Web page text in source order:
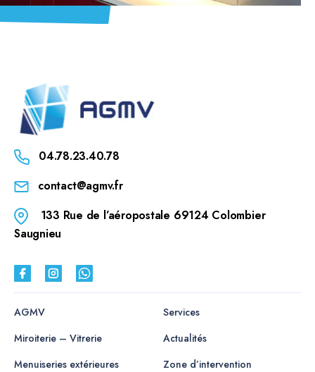
04.78.23.40.78
contact@agmv.fr
133 Rue de l’aéropostale 69124 Colombier
Saugnieu
AGMV
Miroiterie – Vitrerie
Menuiseries extérieures
Services
Actualités
Zone d’intervention